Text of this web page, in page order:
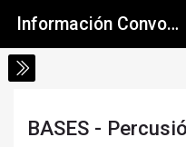
Información Convocatoria a Inscripciones 2026
BASES -